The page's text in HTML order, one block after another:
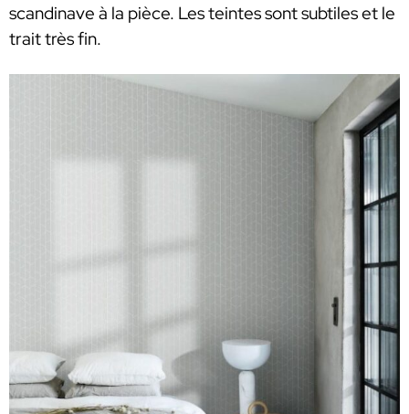
scandinave à la pièce. Les teintes sont subtiles et le
trait très fin.